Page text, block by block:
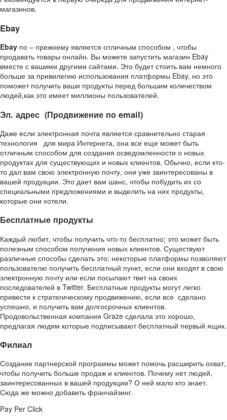
магазинов.
Ebay
Ebay по – прежнему является отличным способом , чтобы
продавать товары онлайн. Вы можете запустить магазин Ebay
вместе с вашими другими сайтами. Это будет стоить вам немного
больше за привилегию использования платформы Ebay, но это
поможет получить ваши продукты перед большим количеством
людей,как это имеет миллионы пользователей.
Эл. адрес (Продвижение по email)
Даже если электронная почта является сравнительно старая
технология для мира Интернета, она все еще может быть
отличным способом для создания осведомленности о новых
продуктах для существующих и новых клиентов. Обычно, если кто-
то дал вам свою электронную почту, они уже заинтересованы в
вашей продукции. Это дает вам шанс, чтобы побудить их со
специальными предложениями и выделить на них продукты,
которые они хотели.
Бесплатные продукты
Каждый любит, чтобы получить что-то бесплатно; это может быть
полезным способом получения новых клиентов. Существуют
различные способы сделать это; некоторые платформы позволяют
пользователю получить бесплатный пункт, если они входят в свою
электронную почту или если посылают твит на своих
последователей в Twitter. Бесплатные продукты могут легко
привести к стратегическому продвижению, если все сделано
успешно, и получить вам долгосрочных клиентов.
Продовольственная компания Graze сделала это хорошо,
предлагая людям которые подписывают бесплатный первый ящик.
Филиал
Создание партнерской программы может помочь расширить охват,
чтобы получить больше продаж и клиентов. Почему нет людей,
заинтересованных в вашей продукции? О ней мало кто знает.
Сюда же можно добавить франчайзинг.
Pay Per Click